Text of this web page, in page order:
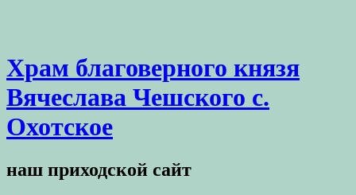
Храм благоверного князя
Вячеслава Чешского с.
Охотское
наш приходской сайт